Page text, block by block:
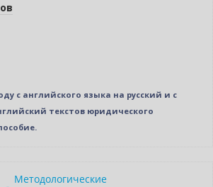
с английского языка на русский и с
текстов юридического